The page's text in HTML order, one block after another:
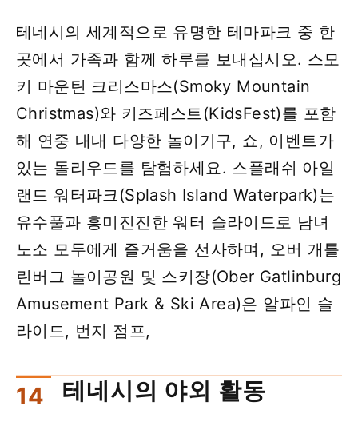
테네시의 세계적으로 유명한 테마파크 중 한
곳에서 가족과 함께 하루를 보내십시오. 스모
키 마운틴 크리스마스(Smoky Mountain
Christmas)와 키즈페스트(KidsFest)를 포함
해 연중 내내 다양한 ​​놀이기구, 쇼, 이벤트가
있는 돌리우드를 탐험하세요. 스플래쉬 아일
랜드 워터파크(Splash Island Waterpark)는
유수풀과 흥미진진한 워터 슬라이드로 남녀
노소 모두에게 즐거움을 선사하며, 오버 개틀
린버그 놀이공원 및 스키장(Ober Gatlinburg
Amusement Park & ​​Ski Area)은 알파인 슬
라이드, 번지 점프,
테네시의 야외 활동